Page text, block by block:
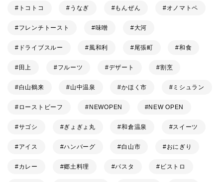
トコトコ うなぎ もんぜん オノマトペ
フレンチトースト 味噌 大河
ドライブスルー 風和利 尾張町 和食
田上 フルーツ デザート 割烹
白山鶴来 山中温泉 かほく市 ミシュラン
ローストビーフ NEWOPEN NEW OPEN
サゴシ ぎょぎょ丸 和倉温泉 スイーツ
アイス ハンバーグ 白山市 おにぎり
カレー 郷土料理 パスタ ビストロ